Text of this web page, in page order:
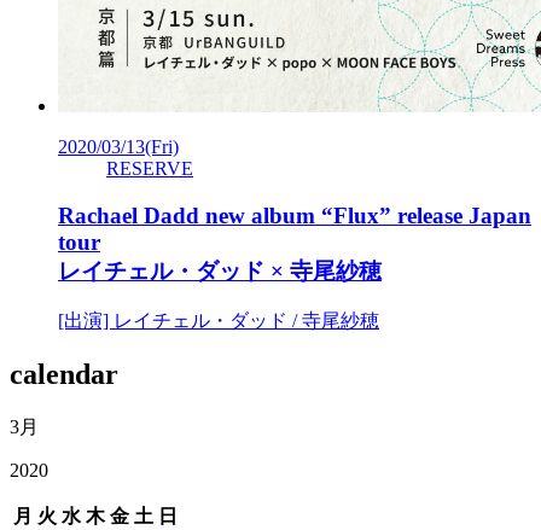
2020/03/13(Fri)
RESERVE
Rachael Dadd new album “Flux” release Japan
tour
レイチェル・ダッド × 寺尾紗穂
[出演] レイチェル・ダッド / 寺尾紗穂
calendar
3月
2020
月 火 水 木 金 土 日